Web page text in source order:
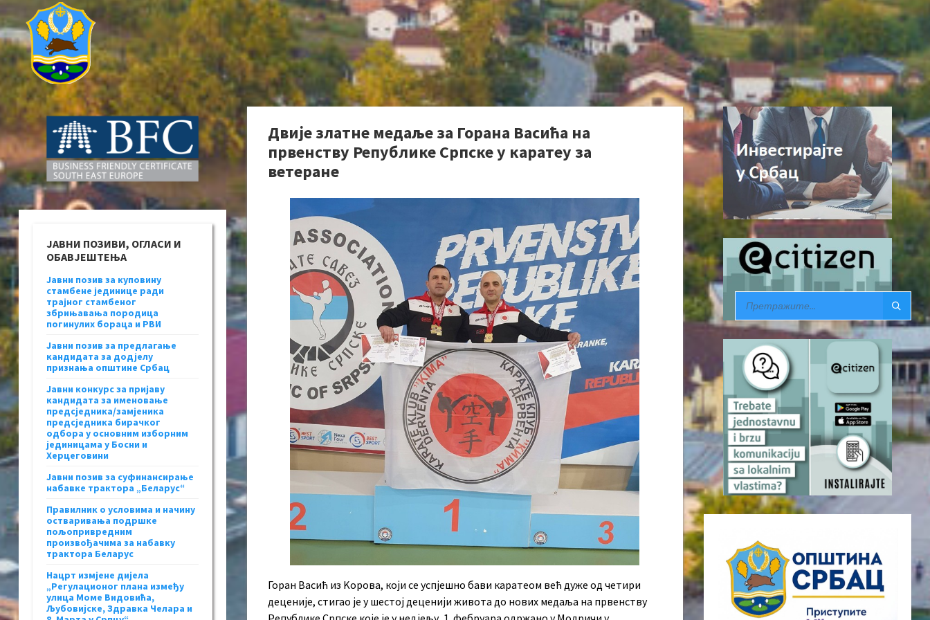
Двије златне медаље за Горана Васића на
првенству Републике Српске у каратеу за
ветеране
Горан Васић из Kорова, који се успјешно бави каратеом већ дуже од четири
деценије, стигао је у шестој деценији живота до нових медаља на првенству
ЈАВНИ ПОЗИВИ, ОГЛАСИ И
ОБАВЈЕШТЕЊА
Јавни позив за куповину
стамбене јединице ради
трајног стамбеног
збрињавања породица
погинулих бораца и РВИ
Јавни позив за предлагање
кандидата за додјелу
признања општине Србац
Јавни конкурс за пријаву
кандидата за именовање
предсједника/замјеника
предсједника бирачког
одбора у основним изборним
јединицама у Босни и
Херцеговини
Јавни позив за суфинансирање
набавке трактора „Беларус“
Правилник о условима и начину
остваривања подршке
пољопривредним
произвођачима за набавку
трактора Беларус
Нацрт измјене дијела
„Регулационог плана између
улица Моме Видовића,
Љубовијске, Здравка Челара и